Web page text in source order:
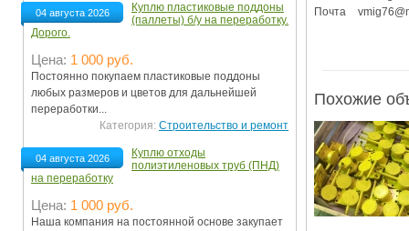
Похожие
04 августа 2026
Куплю пластиковые поддоны
(паллеты) б/у на переработку.
Дорого.
Цена: 1 000 руб.
Постоянно покупаем пластиковые поддоны
любых размеров и цветов для дальнейшей
переработки...
Категория: Строительство и ремонт
04 августа 2026
Куплю отходы
полиэтиленовых труб (ПНД)
на переработку
Цена: 1 000 руб.
Наша компания на постоянной основе закупает